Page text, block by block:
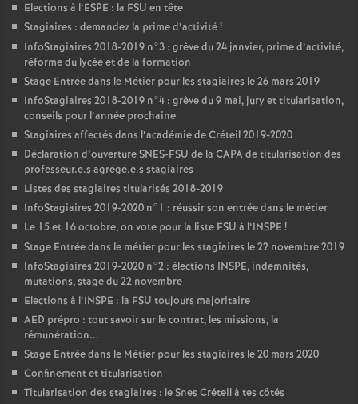
Elections à l’ESPE : la FSU en tête
Stagiaires : demandez la prime d’activité!
InfoStagiaires 2018-2019 n°3 : grève du 24 janvier, prime d’activité,
réforme du lycée et de la formation
Stage Entrée dans le Métier pour les stagiaires le 26 mars 2019
InfoStagiaires 2018-2019 n°4 : grève du 9 mai, jury et titularisation,
conseils pour l’année prochaine
Stagiaires affectés dans l’académie de Créteil 2019-2020
Déclaration d’ouvertureSNES-FSU de la CAPAde titularisation des
professeur.e.s agrégé.e.s stagiaires
Listes des stagiaires titularisés 2018-2019
InfoStagiaires 2019-2020 n°1 : réussir son entrée dans le métier
Le 15 et 16 octobre, on vote pour la liste FSU à l’INSPE !
Stage Entrée dans le métier pour les stagiaires le 22 novembre 2019
InfoStagiaires 2019-2020 n°2 : élections INSPE, indemnités,
mutations, stage du 22 novembre
Elections à l’INSPE : la FSU toujours majoritaire
AED prépro : tout savoir sur le contrat, les missions, la
rémunération...
Stage Entrée dans le Métier pour les stagiaires le 20 mars 2020
Confinement et titularisation
Titularisation des stagiaires : le Snes Créteil à tes côtés